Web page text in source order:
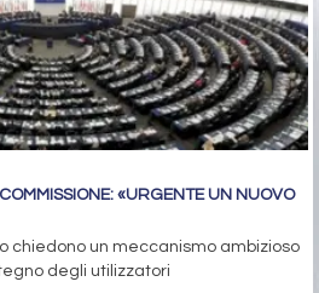
«URGENTE UN NUOVO
chiedono un meccanismo ambizioso
degli utilizzatori